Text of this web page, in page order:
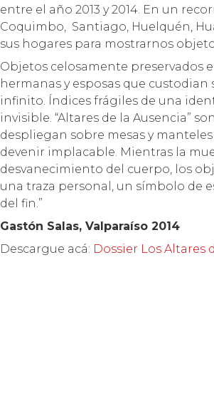
entre el año 2013 y 2014. En un
Coquimbo, Santiago, Huelquén,
sus hogares para mostrarnos
Objetos celosamente preservados
hermanas y esposas que
infinito. Índices frágiles de una
invisible. “Altares de la Ausencia”
despliegan sobre mesas y
devenir implacable. Mientras la
desvanecimiento del cuerpo, los
una traza personal, un símbolo de
del fin.”
Gastón Salas, Valparaíso 2014
Descargue acá: Dossier Los Altares